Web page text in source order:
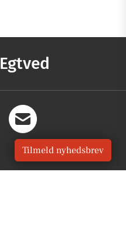
Egtved
Tilmeld nyhedsbrev